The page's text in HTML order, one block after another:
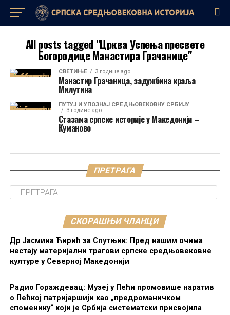
All posts tagged "Црква Успења пресвете
Богородице Манастира Грачанице"
СВЕТИЊЕ 3 године ago
Манастир Грачаница, задужбина краља
Милутина
ПУТУЈ И УПОЗНАЈ СРЕДЊОВЕКОВНУ СРБИЈУ
3 године ago
Стазама српске историје у Македонији –
Куманово
ПРЕТРАГА
СКОРАШЊИ ЧЛАНЦИ
Др Јасмина Ћирић за Спутњик: Пред нашим очима
нестају материјални трагови српске средњовековне
културе у Северној Македонији
Радио Гораждевац: Музеј у Пећи промовише наратив
о Пећкој патријаршији као „предроманичком
споменику“ који је Србија систематски присвојила